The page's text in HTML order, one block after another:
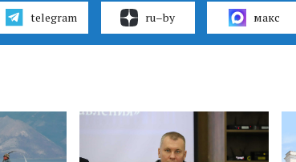
telegram ru–by макс